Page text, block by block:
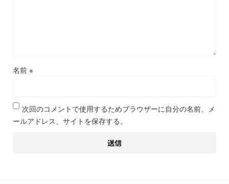
名前 ※
次回のコメントで使用するためブラウザーに自分の名前、メ
ールアドレス、サイトを保存する。